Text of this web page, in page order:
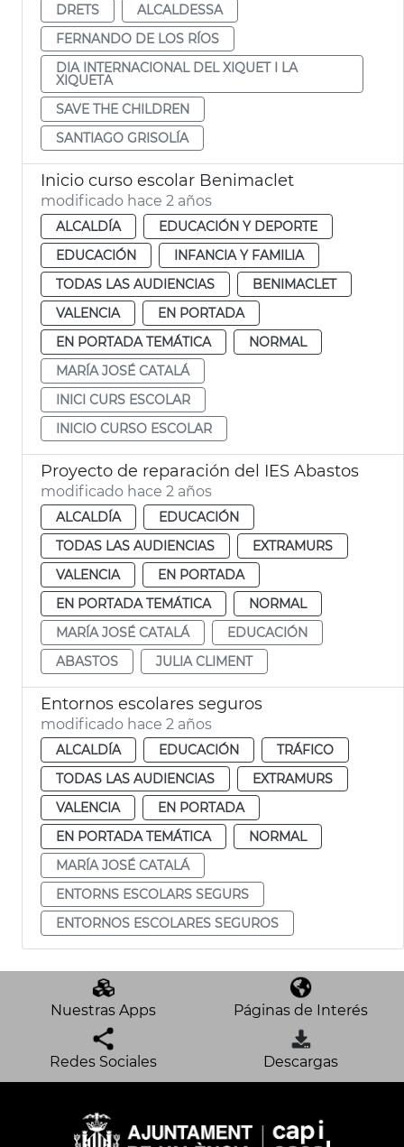
DRETS
ALCALDESSA
FERNANDO DE LOS RÍOS
DIA INTERNACIONAL DEL XIQUET I LA
XIQUETA
SAVE THE CHILDREN
SANTIAGO GRISOLÍA
Inicio curso escolar Benimaclet
modificado hace 2 años
ALCALDÍA
EDUCACIÓN Y DEPORTE
EDUCACIÓN
INFANCIA Y FAMILIA
TODAS LAS AUDIENCIAS
BENIMACLET
VALENCIA
EN PORTADA
EN PORTADA TEMÁTICA
NORMAL
MARÍA JOSÉ CATALÁ
INICI CURS ESCOLAR
INICIO CURSO ESCOLAR
Proyecto de reparación del IES Abastos
modificado hace 2 años
ALCALDÍA
EDUCACIÓN
TODAS LAS AUDIENCIAS
EXTRAMURS
VALENCIA
EN PORTADA
EN PORTADA TEMÁTICA
NORMAL
MARÍA JOSÉ CATALÁ
EDUCACIÓN
ABASTOS
JULIA CLIMENT
Entornos escolares seguros
modificado hace 2 años
ALCALDÍA EDUCACIÓN
TRÁFICO
TODAS LAS AUDIENCIAS
EXTRAMURS
VALENCIA
EN PORTADA
EN PORTADA TEMÁTICA
NORMAL
MARÍA JOSÉ CATALÁ
ENTORNS ESCOLARS SEGURS
ENTORNOS ESCOLARES SEGUROS
Nuestras Apps Páginas de Interés
Redes Sociales Descargas